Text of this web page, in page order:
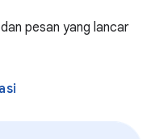
pesan yang lancar